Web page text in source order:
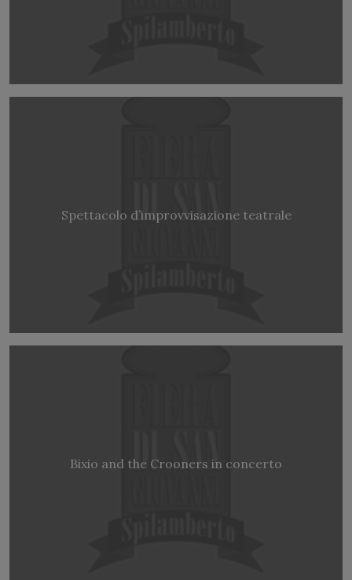
Spettacolo d’improvvisazione teatrale
Bixio and the Crooners in concerto